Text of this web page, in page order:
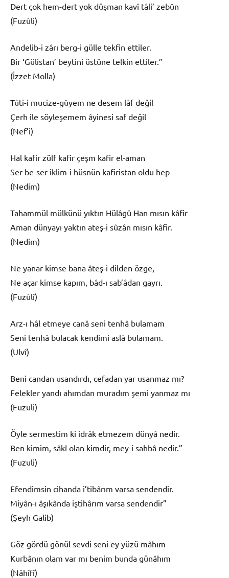
Dert çok hem-dert yok düşman kavî tâli’ zebûn
(Fuzûli)
Andelib-i zârı berg-i gülle tekfin ettiler.
Bir ‘Gülistan’ beytini üstüne telkin ettiler.”
(İzzet Molla)
Tûti-i mucize-gûyem ne desem lâf değil
Çerh ile söyleşemem âyinesi saf değil
(Nef’i)
Hal kafir zülf kafir çeşm kafir el-aman
Ser-be-ser iklim-i hüsnün kafiristan oldu hep
(Nedim)
Tahammül mülkünü yıktın Hülâgû Han mısın kâfir
Aman dünyayı yaktın ateş-i sûzân mısın kâfir.
(Nedim)
Ne yanar kimse bana âteş-i dilden özge,
Ne açar kimse kapım, bâd-ı sab’âdan gayrı.
(Fuzûlî)
Arz-ı hâl etmeye canâ seni tenhâ bulamam
Seni tenhâ bulacak kendimi aslâ bulamam.
(Ulvî)
Beni candan usandırdı, cefadan yar usanmaz mı?
Felekler yandı ahımdan muradım şemi yanmaz mı
(Fuzuli)
Öyle sermestim ki idrâk etmezem dünyâ nedir.
Ben kimim, sâkî olan kimdir, mey-i sahbâ nedir.”
(Fuzuli)
Efendimsin cihanda i’tibârım varsa sendendir.
Miyân-ı âşıkânda iştihârım varsa sendendir”
(Şeyh Galib)
Göz gördü gönül sevdi seni ey yüzü mâhım
Kurbânın olam var mı benim bunda günâhım
(Nâhîfî)